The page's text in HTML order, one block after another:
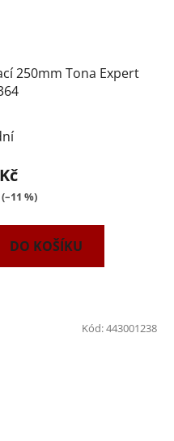
250mm Tona Expert
(–11 %)
DO KOŠÍKU
Kód:443001238